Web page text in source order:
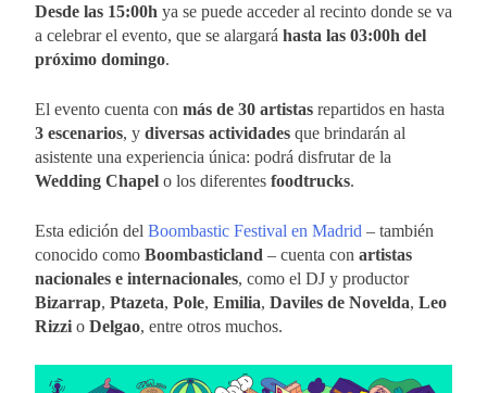
Desde las 15:00h ya se puede acceder al recinto donde se va
a celebrar el evento, que se alargará hasta las 03:00h del
próximo domingo.
El evento cuenta con más de 30 artistas repartidos en hasta
3 escenarios, y diversas actividades que brindarán al
asistente una experiencia única: podrá disfrutar de la
Wedding Chapel o los diferentes foodtrucks.
Esta edición del Boombastic Festival en Madrid – también
conocido como Boombasticland – cuenta con artistas
nacionales e internacionales, como el DJ y productor
Bizarrap, Ptazeta, Pole, Emilia, Daviles de Novelda, Leo
Rizzi o Delgao, entre otros muchos.